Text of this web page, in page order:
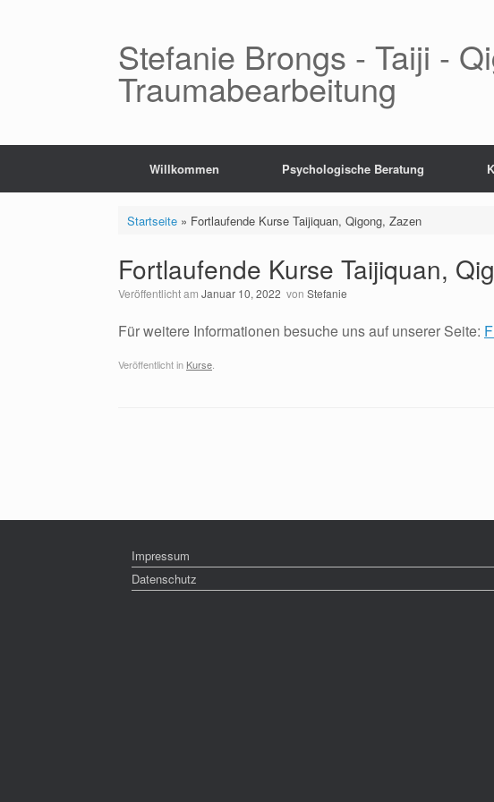
Stefanie Brongs - Taiji -
Traumabearbeitung
Willkommen Psychologische Beratung
Startseite» Fortlaufende Kurse Taijiquan, Qigong, Zazen
Fortlaufende Kurse Taijiquan,
Veröffentlicht am Januar 10, 2022 von Stefanie
Für weitere Informationen besuche uns auf unserer Seite:
Veröffentlicht in Kurse
Impressum
Datenschutz